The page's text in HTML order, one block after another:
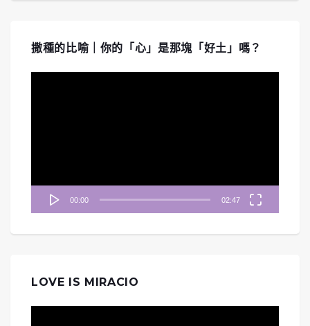
撒種的比喻｜你的「心」是那塊「好土」嗎？
00:00 02:47
LOVE IS MIRACIO